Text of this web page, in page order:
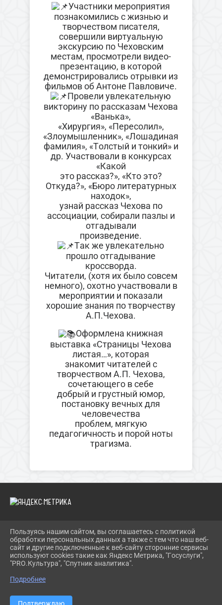
Участники мероприятия
познакомились с жизнью и
творчеством писателя,
совершили виртуальную
экскурсию по Чеховским
местам, просмотрели видео-
презентацию, в которой
демонстрировались отрывки из
фильмов об Антоне Павловиче.
Провели увлекательную
викторину по рассказам Чехова
«Ванька»,
«Хирургия», «Пересолил»,
«Злоумышленник», «Лошадиная
фамилия», «Толстый и тонкий» и
др. Участвовали в конкурсах
«Какой
это рассказ?», «Кто это?
Откуда?», «Бюро литературных
находок»,
узнай рассказ Чехова по
ассоциации, собирали пазлы и
отгадывали
произведение.
Так же увлекательно
прошло отгадывание
кроссворда.
Читатели, (хотя их было совсем
немного), охотно участвовали в
мероприятии и показали
хорошие знания по творчеству
А.П.Чехова.
Оформлена книжная
выставка «Страницы Чехова
листая…», которая
знакомит читателей с
творчеством А.П. Чехова,
сочетающего в себе
добрый и грустный юмор,
постановку вечных для
человечества
проблем, мягкую
педагогичность и порой ноты
трагизма.
2026 Г. BIBLIOYAIVA.RU
ВХОД
КАРТА САЙТА
ПОЛИТИКА ОБРАБОТКИ ПЕРСОНАЛЬНЫХ ДАННЫХ
СДЕЛАНО НА KUBCMS
Пользуясь нашим сайтом, вы соглашаетесь с политикой
обработки персональных данных а также с тем что наш веб-
сайт и другие подключенные к веб-сайту сторонние сервисы
используют cookies такие как Яндекс Метрика, "Госуслуги",
"PRO.Культура", "Спутник аналитика".
Подробнее